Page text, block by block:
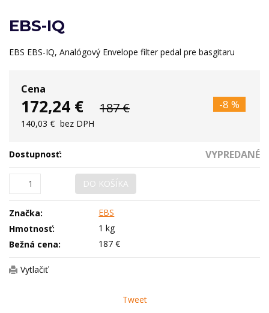
EBS-IQ
EBS EBS-IQ, Analógový Envelope filter pedal pre basgitaru
Cena
172,24 € 187 € -8 %
140,03 € bez DPH
Dostupnosť: VYPREDANÉ
DO KOŠÍKA
Značka:
EBS
Hmotnosť:
1 kg
Bežná cena:
187 €
Vytlačiť
Tweet